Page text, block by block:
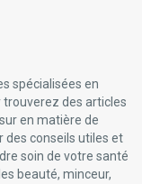
spécialisées en
trouverez des articles
en matière de
des conseils utiles et
soin de votre santé
beauté, minceur,